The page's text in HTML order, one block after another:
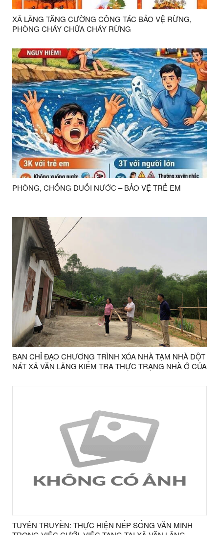
XÃ LÃNG TĂNG CƯỜNG CÔNG TÁC BẢO VỆ RỪNG,
PHÒNG CHÁY CHỮA CHÁY RỪNG
PHÒNG, CHỐNG ĐUỐI NƯỚC – BẢO VỆ TRẺ EM
BAN CHỈ ĐẠO CHƯƠNG TRÌNH XÓA NHÀ TẠM NHÀ DỘT
NÁT XÃ VĂN LÃNG KIỂM TRA THỰC TRẠNG NHÀ Ở CỦA
TẠM NHÀ DỘT NÁT TRÊN ĐỊA BÀN.
TUYÊN TRUYỀN: THỰC HIỆN NẾP SỐNG VĂN MINH